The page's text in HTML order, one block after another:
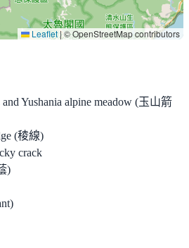
Leaflet|© OpenStreetMap contributors
Yushania alpine meadow (玉山箭
(稜線)
crack
)